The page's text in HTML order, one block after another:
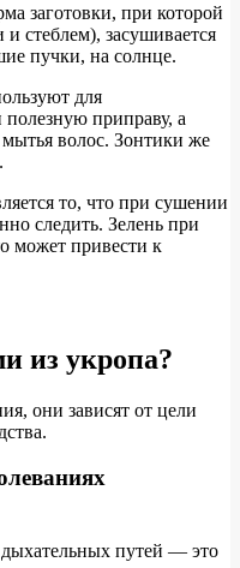
заготовки, при которой
и стеблем), засушивается
пучки, на солнце.
для
приправу, а
волос. Зонтики же
то, что при сушении
следить. Зелень при
может привести к
из укропа?
они зависят от цели
путей — это